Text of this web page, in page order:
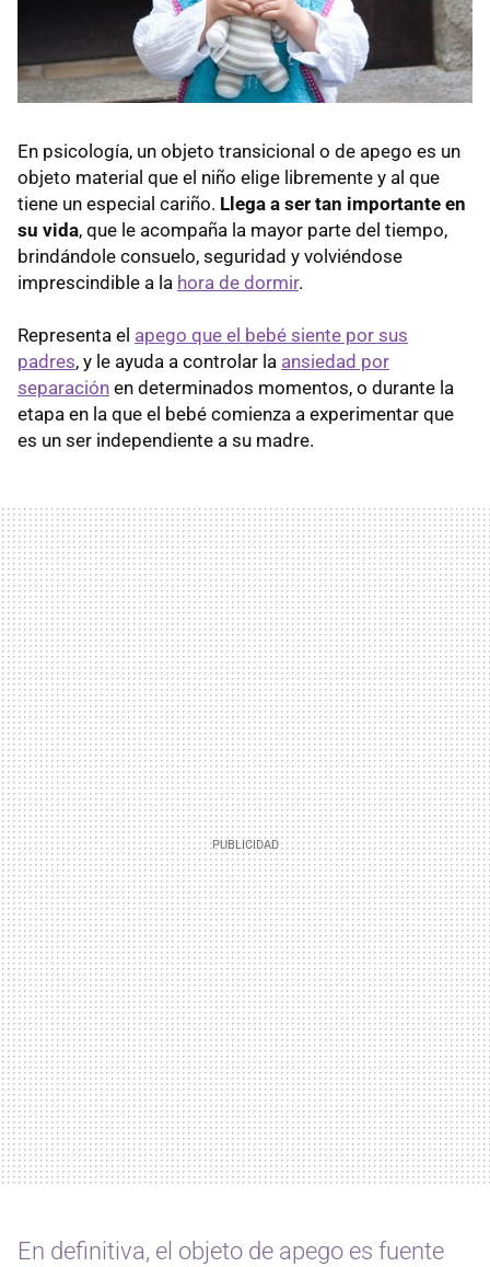
En psicología, un objeto transicional o de apego es un
objeto material que el niño elige libremente y al que
tiene un especial cariño. Llega a ser tan importante en
su vida, que le acompaña la mayor parte del tiempo,
brindándole consuelo, seguridad y volviéndose
imprescindible a la hora de dormir.
Representa el apego que el bebé siente por sus
padres, y le ayuda a controlar la ansiedad por
separación en determinados momentos, o durante la
etapa en la que el bebé comienza a experimentar que
es un ser independiente a su madre.
En definitiva, el objeto de apego es fuente